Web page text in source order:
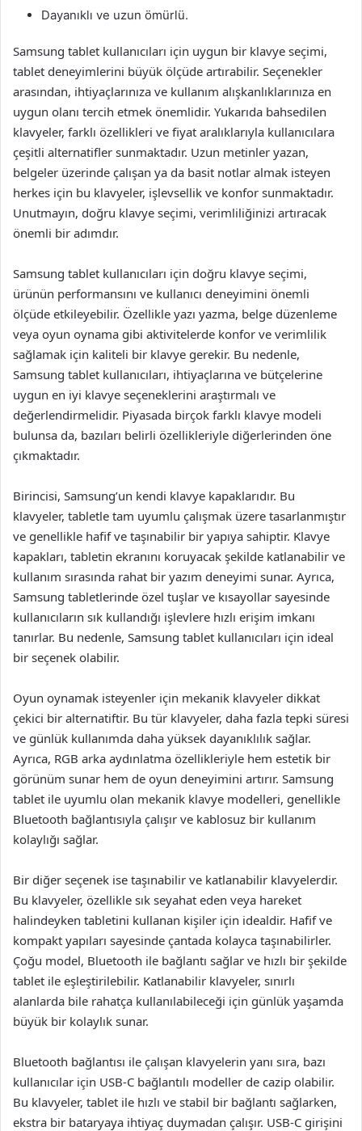
Dayanıklı ve uzun ömürlü.
Samsung tablet kullanıcıları için uygun bir klavye seçimi,
tablet deneyimlerini büyük ölçüde artırabilir. Seçenekler
arasından, ihtiyaçlarınıza ve kullanım alışkanlıklarınıza en
uygun olanı tercih etmek önemlidir. Yukarıda bahsedilen
klavyeler, farklı özellikleri ve fiyat aralıklarıyla kullanıcılara
çeşitli alternatifler sunmaktadır. Uzun metinler yazan,
belgeler üzerinde çalışan ya da basit notlar almak isteyen
herkes için bu klavyeler, işlevsellik ve konfor sunmaktadır.
Unutmayın, doğru klavye seçimi, verimliliğinizi artıracak
önemli bir adımdır.
Samsung tablet kullanıcıları için doğru klavye seçimi,
ürünün performansını ve kullanıcı deneyimini önemli
ölçüde etkileyebilir. Özellikle yazı yazma, belge düzenleme
veya oyun oynama gibi aktivitelerde konfor ve verimlilik
sağlamak için kaliteli bir klavye gerekir. Bu nedenle,
Samsung tablet kullanıcıları, ihtiyaçlarına ve bütçelerine
uygun en iyi klavye seçeneklerini araştırmalı ve
değerlendirmelidir. Piyasada birçok farklı klavye modeli
bulunsa da, bazıları belirli özellikleriyle diğerlerinden öne
çıkmaktadır.
Birincisi, Samsung’un kendi klavye kapaklarıdır. Bu
klavyeler, tabletle tam uyumlu çalışmak üzere tasarlanmıştır
ve genellikle hafif ve taşınabilir bir yapıya sahiptir. Klavye
kapakları, tabletin ekranını koruyacak şekilde katlanabilir ve
kullanım sırasında rahat bir yazım deneyimi sunar. Ayrıca,
Samsung tabletlerinde özel tuşlar ve kısayollar sayesinde
kullanıcıların sık kullandığı işlevlere hızlı erişim imkanı
tanırlar. Bu nedenle, Samsung tablet kullanıcıları için ideal
bir seçenek olabilir.
Oyun oynamak isteyenler için mekanik klavyeler dikkat
çekici bir alternatiftir. Bu tür klavyeler, daha fazla tepki süresi
ve günlük kullanımda daha yüksek dayanıklılık sağlar.
Ayrıca, RGB arka aydınlatma özellikleriyle hem estetik bir
görünüm sunar hem de oyun deneyimini artırır. Samsung
tablet ile uyumlu olan mekanik klavye modelleri, genellikle
Bluetooth bağlantısıyla çalışır ve kablosuz bir kullanım
kolaylığı sağlar.
Bir diğer seçenek ise taşınabilir ve katlanabilir klavyelerdir.
Bu klavyeler, özellikle sık seyahat eden veya hareket
halindeyken tabletini kullanan kişiler için idealdir. Hafif ve
kompakt yapıları sayesinde çantada kolayca taşınabilirler.
Çoğu model, Bluetooth ile bağlantı sağlar ve hızlı bir şekilde
tablet ile eşleştirilebilir. Katlanabilir klavyeler, sınırlı
alanlarda bile rahatça kullanılabileceği için günlük yaşamda
büyük bir kolaylık sunar.
Bluetooth bağlantısı ile çalışan klavyelerin yanı sıra, bazı
kullanıcılar için USB-C bağlantılı modeller de cazip olabilir.
Bu klavyeler, tablet ile hızlı ve stabil bir bağlantı sağlarken,
ekstra bir bataryaya ihtiyaç duymadan çalışır. USB-C girişini